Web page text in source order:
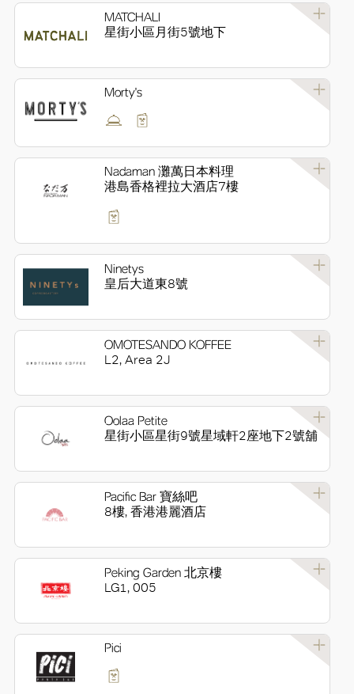
MATCHALI
星街小區月街5號地下
Morty's
Nadaman 灘萬日本料理
港島香格裡拉大酒店7樓
Ninetys
皇后大道東8號
OMOTESANDO KOFFEE
L2, Area 2J
Oolaa Petite
星街小區星街9號星域軒2座地下2號舖
Pacific Bar 寶絲吧
8樓, 香港港麗酒店
Peking Garden 北京樓
LG1, 005
Pici